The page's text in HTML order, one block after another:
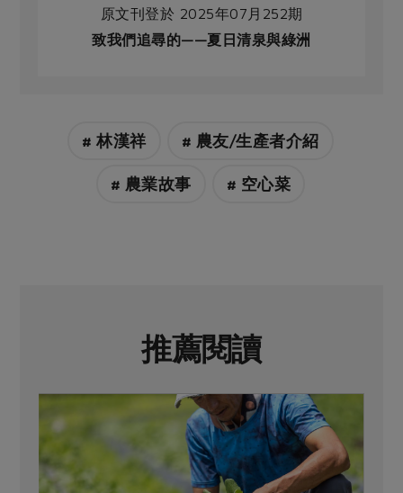
原文刊登於 2025年07月252期
致我們追尋的——夏日清泉與綠洲
# 林漢祥 # 農友/生產者介紹
# 農業故事 # 空心菜
推薦閱讀